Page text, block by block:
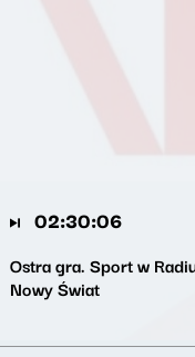
02:30:06
Ostra gra. Sport w
Nowy Świat